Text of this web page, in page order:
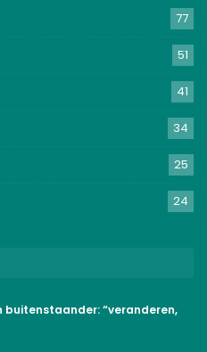
77
51
41
34
25
24
buitenstaander: “veranderen,